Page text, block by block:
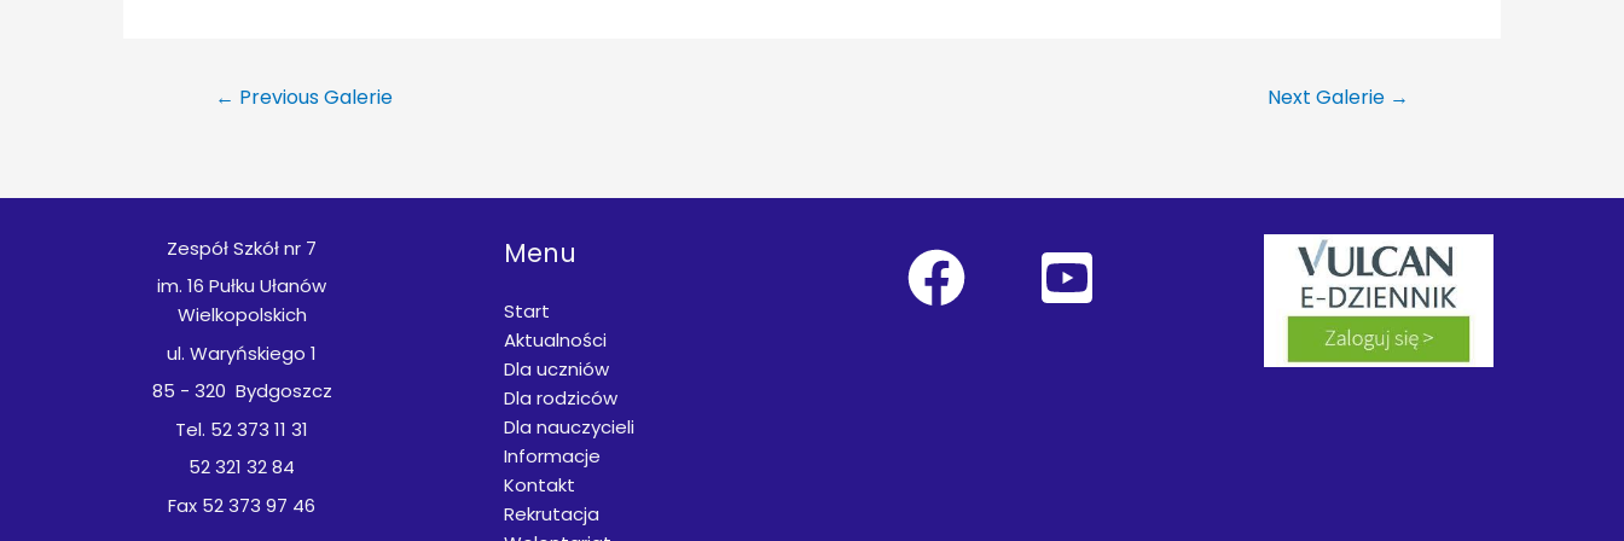
Nawigacja
← Previous Galerie Next Galerie →
Zespół Szkół nr 7
im. 16 Pułku Ułanów
Wielkopolskich
ul. Waryńskiego 1
85 - 320 Bydgoszcz
Tel. 52 373 11 31
52 321 32 84
Fax 52 373 97 46
Menu
Start
Aktualności
Dla uczniów
Dla rodziców
Dla nauczycieli
Informacje
Kontakt
Rekrutacja